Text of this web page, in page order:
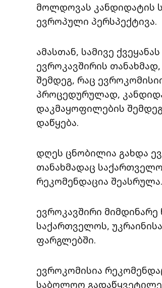
მოლდოვას კანდიდატის
ევროპული პერსპექტივა.
ამასთან, სამივე
ევროკავშირის
შემდეგ, რაც
პროცედურულად,
დაკმაყოფილების
დაწყება.
დღეს ცნობილია გახდა
თანახმადაც
რეკომენდაცია შეასრულა.
ევროკავშირი
საქართველოს,
ფარგლებში.
ევროკომისია
საბოლოო